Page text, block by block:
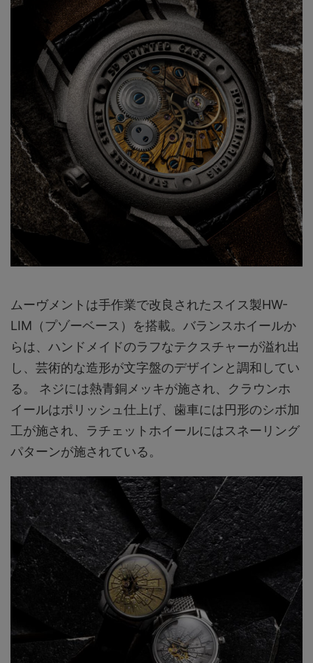
ムーヴメントは手作業で改良されたスイス製HW-
LIM（プゾーベース）を搭載。バランスホイールか
らは、ハンドメイドのラフなテクスチャーが溢れ出
し、芸術的な造形が文字盤のデザインと調和してい
る。 ネジには熱青銅メッキが施され、クラウンホ
イールはポリッシュ仕上げ、歯車には円形のシボ加
工が施され、ラチェットホイールにはスネーリング
パターンが施されている。